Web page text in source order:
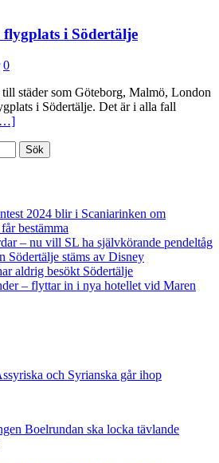
i Södertälje
0
städer som Göteborg, Malmö, London
i Södertälje. Det är i alla fall
2024 blir i Scaniarinken om
bestämma
– nu vill SL ha självkörande pendeltåg
Södertälje stäms av Disney
aldrig besökt Södertälje
– flyttar in i nya hotellet vid Maren
och Syrianska går ihop